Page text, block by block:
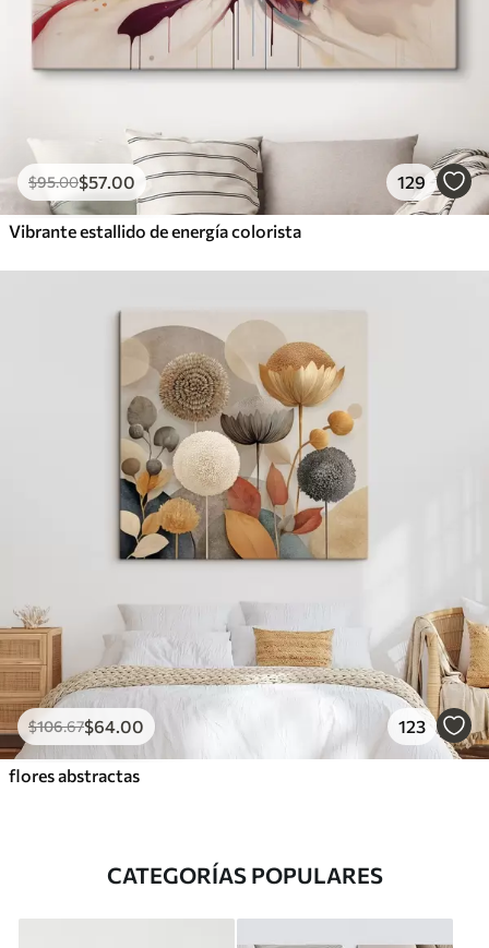
$95.00$57.00 129
Vibrante estallido de energía colorista
$106.67$64.00 123
flores abstractas
CATEGORÍAS POPULARES